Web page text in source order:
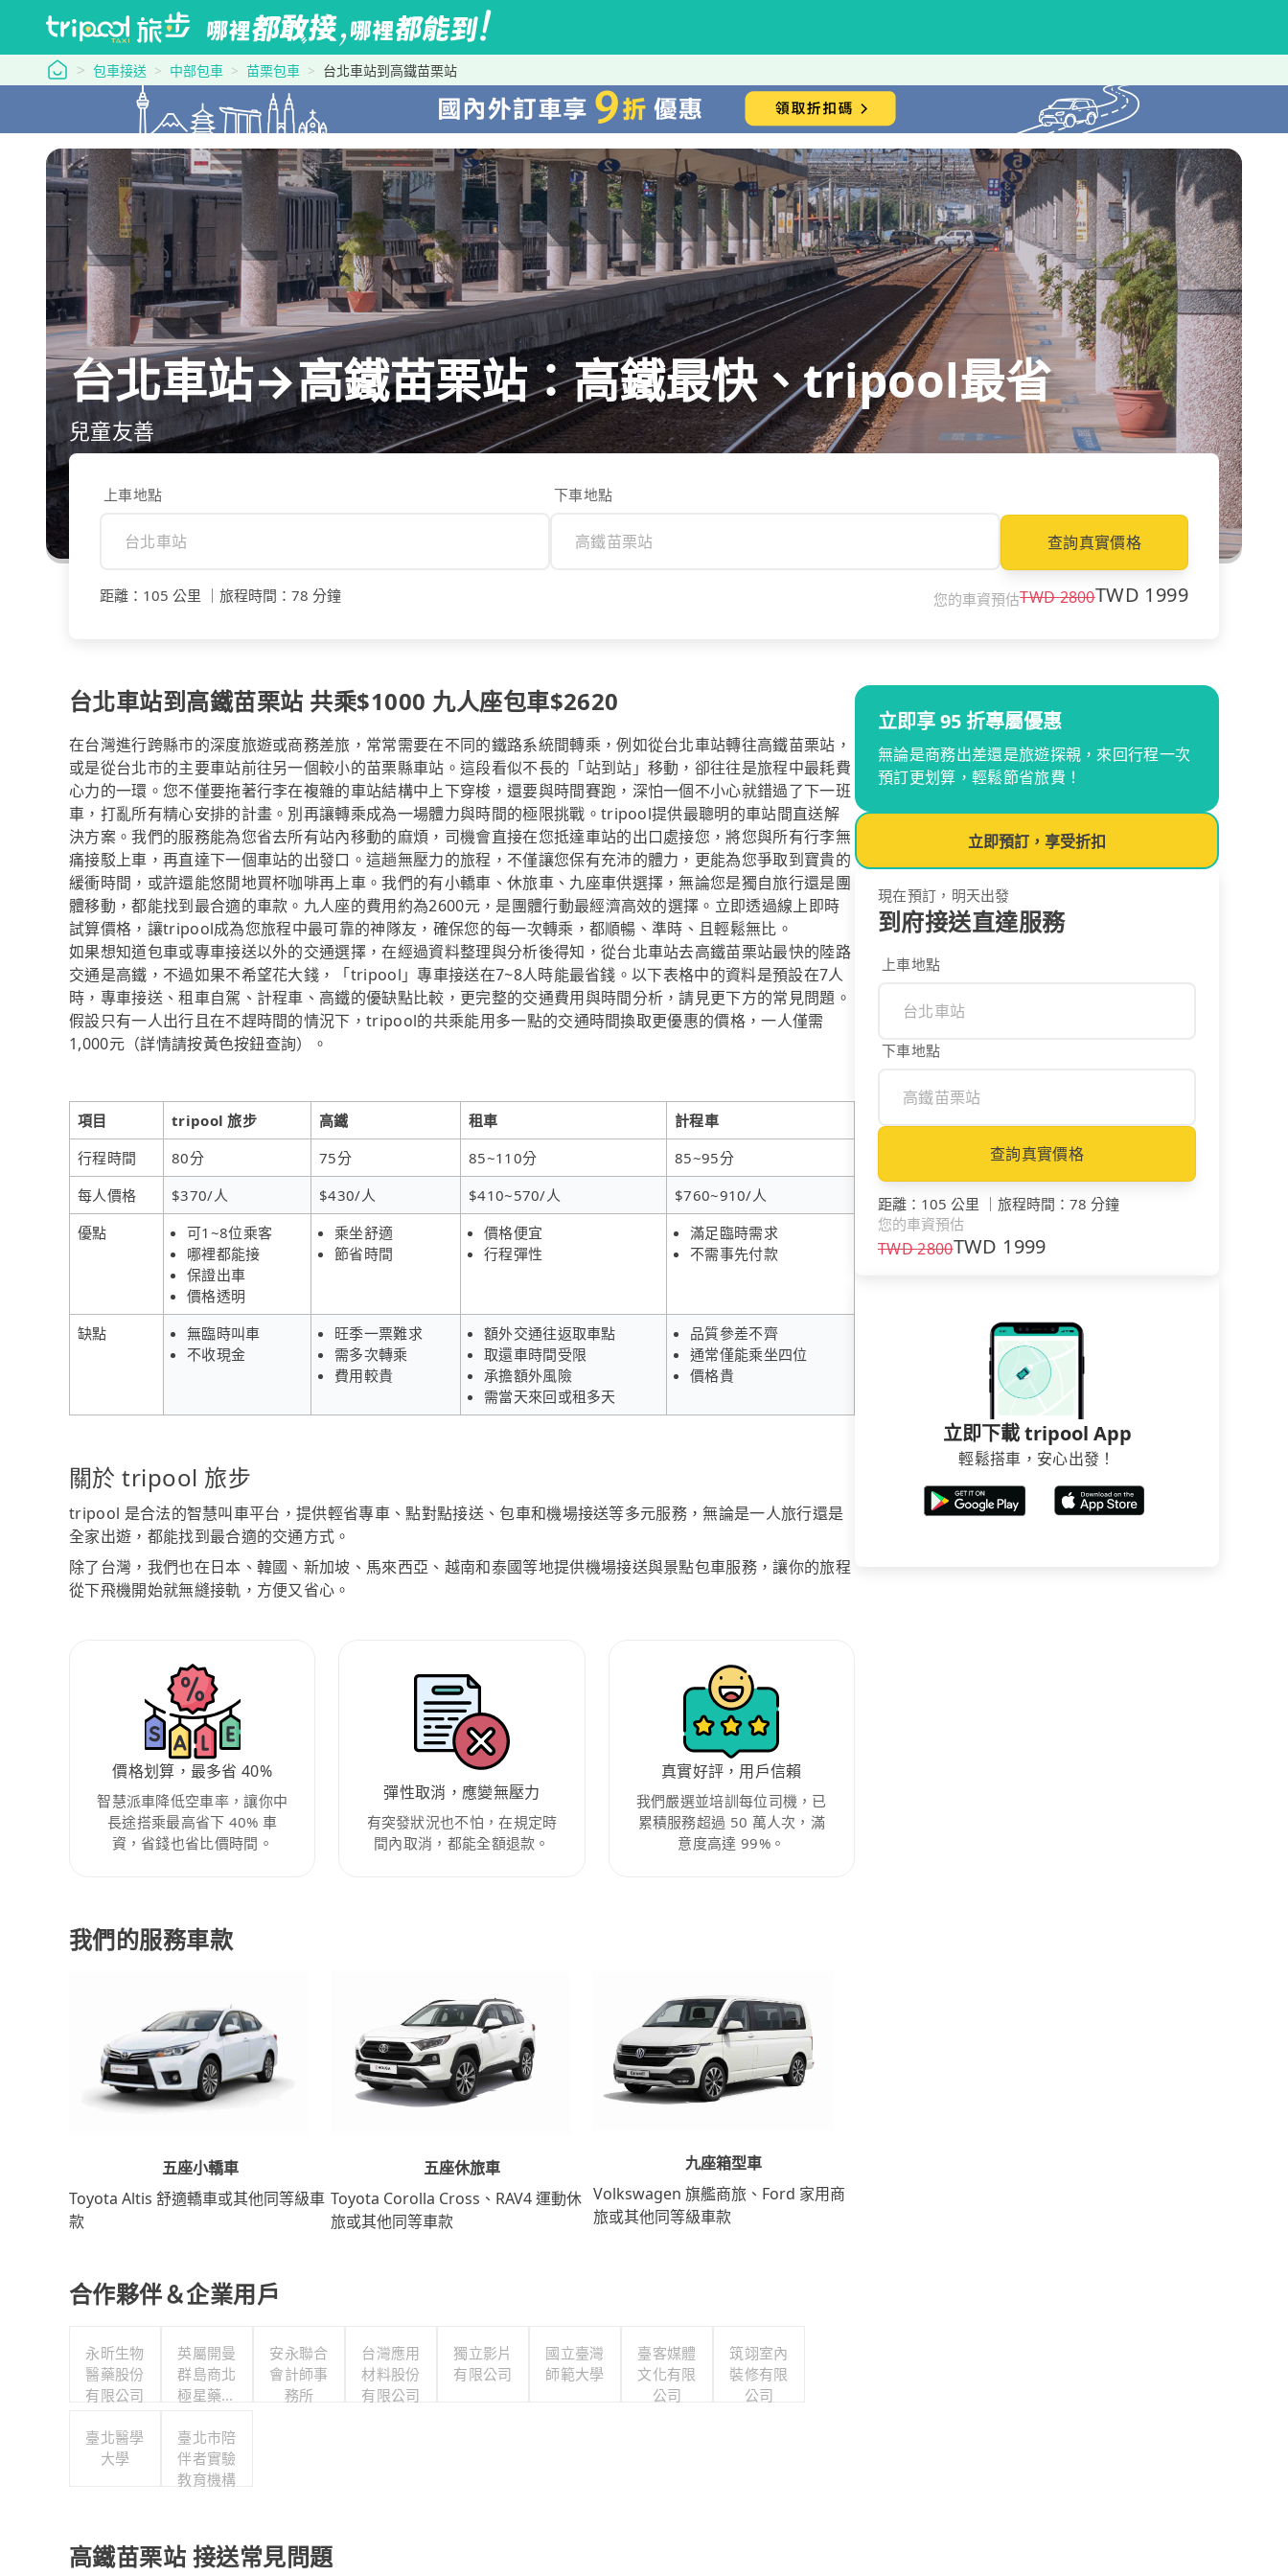
tripool 旅步
包車接送 中部包車 苗栗包車 台北車站到高鐵苗栗站
台北車站→高鐵苗栗站：高鐵最快、tripool最省
兒童友善
上車地點 下車地點
查詢真實價格
距離 ： 105 公里 旅程時間 ： 78 分鐘 您的車資預估TWD2800TWD 1999
台北車站到高鐵苗栗站 共乘$1000 九人座包車$2620
在台灣進行跨縣市的深度旅遊或商務差旅，常常需要在不同的鐵路系統間轉乘，例如從台北車站轉往高鐵苗栗站，
或是從台北市的主要車站前往另一個較小的苗栗縣車站。這段看似不長的「站到站」移動，卻往往是旅程中最耗費
心力的一環。您不僅要拖著行李在複雜的車站結構中上下穿梭，還要與時間賽跑，深怕一個不小心就錯過了下一班
車，打亂所有精心安排的計畫。別再讓轉乘成為一場體力與時間的極限挑戰。tripool提供最聰明的車站間直送解
決方案。我們的服務能為您省去所有站內移動的麻煩，司機會直接在您抵達車站的出口處接您，將您與所有行李無
痛接駁上車，再直達下一個車站的出發口。這趟無壓力的旅程，不僅讓您保有充沛的體力，更能為您爭取到寶貴的
緩衝時間，或許還能悠閒地買杯咖啡再上車。我們的有小轎車、休旅車、九座車供選擇，無論您是獨自旅行還是團
體移動，都能找到最合適的車款。九人座的費用約為2600元，是團體行動最經濟高效的選擇。立即透過線上即時
試算價格，讓tripool成為您旅程中最可靠的神隊友，確保您的每一次轉乘，都順暢、準時、且輕鬆無比。
如果想知道包車或專車接送以外的交通選擇，在經過資料整理與分析後得知，從台北車站去高鐵苗栗站最快的陸路
交通是高鐵，不過如果不希望花大錢，「tripool」專車接送在7~8人時能最省錢。以下表格中的資料是預設在7人
時，專車接送、租車自駕、計程車、高鐵的優缺點比較，更完整的交通費用與時間分析，請見更下方的常見問題。
假設只有一人出行且在不趕時間的情況下，tripool的共乘能用多一點的交通時間換取更優惠的價格，一人僅需
1,000元（詳情請按黃色按鈕查詢）。
項目 tripool 旅步 高鐵 租車
計程車
行程時間
80分 75分 85~110分
85~95分
每人價格
$370/人 $430/人 $410~570/人
$760~910/人
優點
可1~8位乘客
哪裡都能接
保證出車
價格透明
乘坐舒適
節省時間
價格便宜
行程彈性
滿足臨時需求
不需事先付款
缺點
無臨時叫車
不收現金
旺季一票難求
需多次轉乘
費用較貴
額外交通往返取車點
取還車時間受限
承擔額外風險
需當天來回或租多天
品質參差不齊
通常僅能乘坐四位
價格貴
關於 tripool 旅步
tripool 是合法的智慧叫車平台，提供輕省專車、點對點接送、包車和機場接送等多元服務，無論是一人旅行還是
全家出遊，都能找到最合適的交通方式。
除了台灣，我們也在日本、韓國、新加坡、馬來西亞、越南和泰國等地提供機場接送與景點包車服務，讓你的旅程
從下飛機開始就無縫接軌，方便又省心。
價格划算，最多省 40%
智慧派車降低空車率，讓你中
長途搭乘最高省下 40% 車
資，省錢也省比價時間。
彈性取消，應變無壓力
有突發狀況也不怕，在規定時
間內取消，都能全額退款。
真實好評，用戶信賴
我們嚴選並培訓每位司機，已
累積服務超過 50 萬人次，滿
意度高達 99%。
我們的服務車款
五座小轎車
Toyota Altis 舒適轎車或其他同等級車
款
五座休旅車
Toyota Corolla Cross、RAV4 運動休
旅或其他同等車款
九座箱型車
Volkswagen 旗艦商旅、Ford 家用商
旅或其他同等級車款
合作夥伴＆企業用戶
永昕生物
醫藥股份
有限公司
英屬開曼
群島商北
極星藥業
有限公司
安永聯合
會計師事
務所
台灣應用
材料股份
有限公司
獨立影片
有限公司
國立臺灣
師範大學
臺客媒體
文化有限
公司
筑翊室內
裝修有限
公司
臺北醫學
大學
臺北市陪
伴者實驗
教育機構
高鐵苗栗站 接送常見問題
立即享 95 折專屬優惠
無論是商務出差還是旅遊探親，來回行程一次
預訂更划算，輕鬆節省旅費！
立即預訂，享受折扣
現在預訂，明天出發
到府接送直達服務
上車地點
下車地點
查詢真實價格
距離 ： 105 公里 ｜ 旅程時間 ： 78 分鐘
您的車資預估
TWD2800TWD 1999
立即下載 tripool App
輕鬆搭車，安心出發！